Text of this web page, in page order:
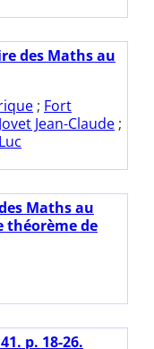
des Maths au
; Fort
Jovet Jean-Claude ;
Maths au
théorème de
p. 18-26.